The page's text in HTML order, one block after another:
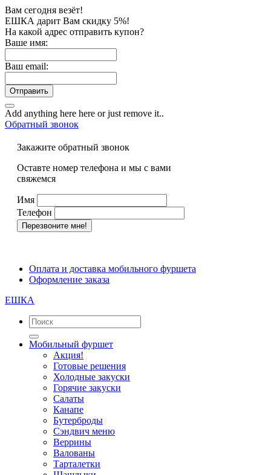
Вам сегодня везёт!
ЕШКА дарит Вам скидку 5%!
На какой адрес отправить купон?
Ваше имя:
Ваш email:
Отправить
Add anything here here or just remove it..
Обратный звонок
Закажите обратный звонок
Оставте номер телефона и мы с вами
свяжемся
Имя
Телефон
Оплата и доставка мобильного фуршета
Оформление заказа
ЕШКА
Мобильный фуршет
Акция!
Готовые решения
Холодные закуски
Горячие закуски
Салаты
Канапе
Бутерброды
Сэндвич меню
Веррины
Валованы
Тарталетки